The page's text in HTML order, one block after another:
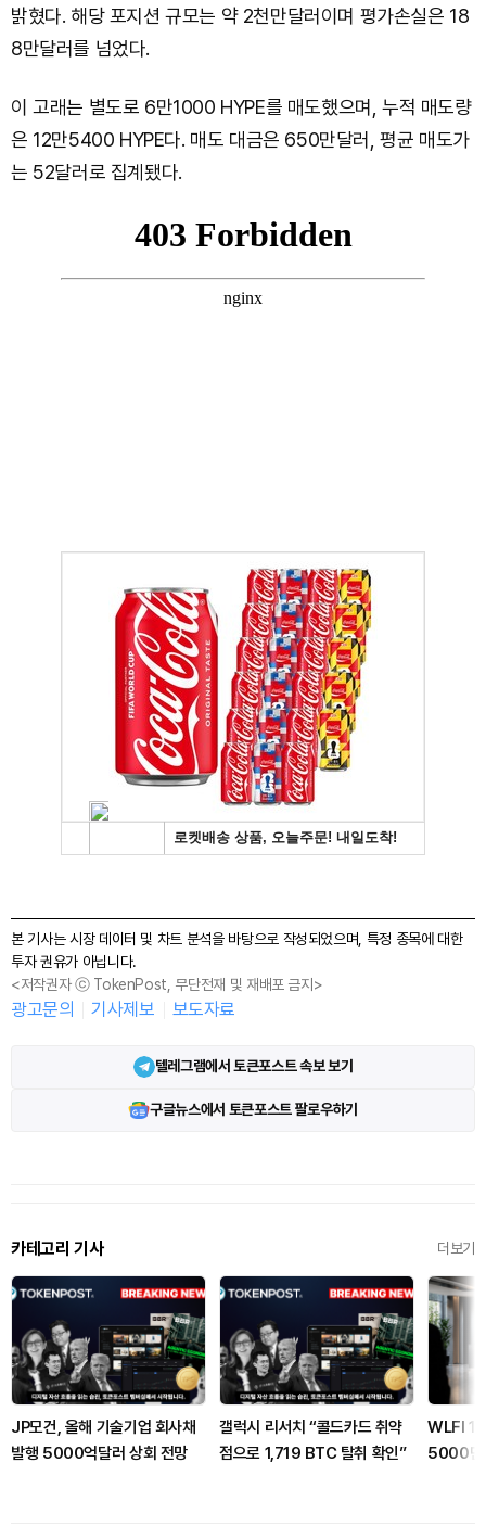
밝혔다. 해당 포지션 규모는 약 2천만달러이며 평가손실은 18
8만달러를 넘었다.
이 고래는 별도로 6만1000 HYPE를 매도했으며, 누적 매도량
은 12만5400 HYPE다. 매도 대금은 650만달러, 평균 매도가
는 52달러로 집계됐다.
본 기사는 시장 데이터 및 차트 분석을 바탕으로 작성되었으며, 특정 종목에 대한
투자 권유가 아닙니다.
<저작권자 ⓒ TokenPost, 무단전재 및 재배포 금지>
광고문의 기사제보 보도자료
텔레그램에서 토큰포스트 속보 보기
구글뉴스에서 토큰포스트 팔로우하기
카테고리 기사 더보기
JP모건, 올해 기술기업 회사채
발행 5000억달러 상회 전망
갤럭시 리서치 “콜드카드 취약
점으로 1,719 BTC 탈취 확인”
WLFI 1
5000만